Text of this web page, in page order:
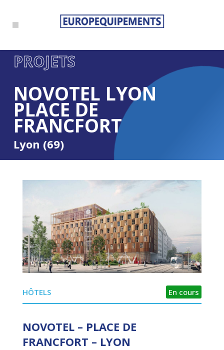
PROJETS
NOVOTEL LYON
PLACE DE
FRANCFORT
Lyon (69)
HÔTELS En cours
NOVOTEL – PLACE DE
FRANCFORT – LYON